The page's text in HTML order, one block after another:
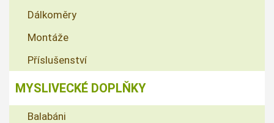
Dálkoměry
Montáže
Příslušenství
MYSLIVECKÉ DOPLŇKY
Balabáni